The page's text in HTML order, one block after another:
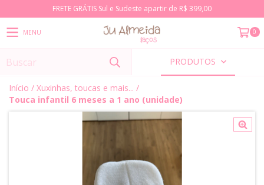
FRETE GRÁTIS Sul e Sudeste apartir de R$ 399,00
MENU 0
PRODUTOS
Início / Xuxinhas, toucas e mais... /
Touca infantil 6 meses a 1 ano (unidade)